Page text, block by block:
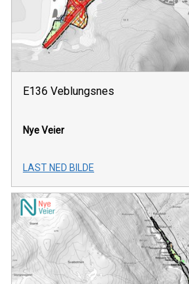
E136 Veblungsnes
Nye Veier
LAST NED BILDE